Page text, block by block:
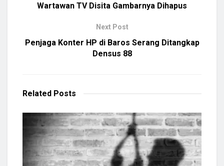
Wartawan TV Disita Gambarnya Dihapus
Next Post
Penjaga Konter HP di Baros Serang Ditangkap
Densus 88
Related Posts